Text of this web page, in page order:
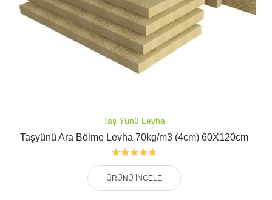
Taş Yünü Levha
Taşyünü Ara Bölme Levha 70kg/m3 (4cm) 60X120cm
ÜRÜNÜ İNCELE